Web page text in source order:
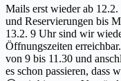
Mails erst wieder ab
und Reservierungen bis
13.2. 9 Uhr sind wir
Öffnungszeiten
von 9 bis 11.30 und
es schon passieren, dass